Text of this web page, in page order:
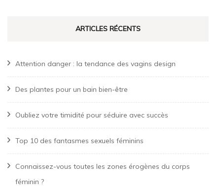
ARTICLES RÉCENTS
Attention danger : la tendance des vagins design
Des plantes pour un bain bien-être
Oubliez votre timidité pour séduire avec succès
Top 10 des fantasmes sexuels féminins
Connaissez-vous toutes les zones érogènes du corps
féminin ?